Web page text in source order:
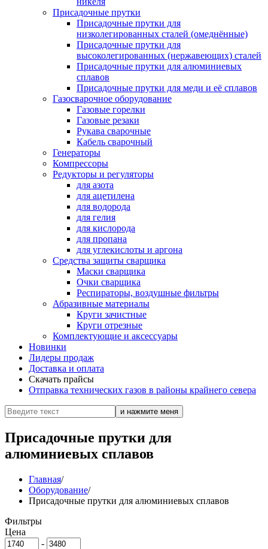
Присадочные прутки
Присадочные прутки для
низколегированных сталей (омеднённые)
Присадочные прутки для
высоколегированных (нержавеющих) сталей
Присадочные прутки для алюминиевых
сплавов
Присадочные прутки для меди и её сплавов
Газосварочное оборудование
Газовые горелки
Газовые резаки
Рукава сварочные
Кабель сварочный
Генераторы
Компрессоры
Редукторы и регуляторы
для азота
для ацетилена
для водорода
для гелия
для кислорода
для пропана
для углекислоты и аргона
Средства защиты сварщика
Маски сварщика
Очки сварщика
Респираторы, воздушные фильтры
Абразивные материалы
Круги зачистные
Круги отрезные
Комплектующие и аксессуары
Новинки
Лидеры продаж
Доставка и оплата
Скачать прайсы
Отправка технических газов в районы крайнего севера
Присадочные прутки для
алюминиевых сплавов
Главная/
Оборудование/
Присадочные прутки для алюминиевых сплавов
Фильтры
Цена
-